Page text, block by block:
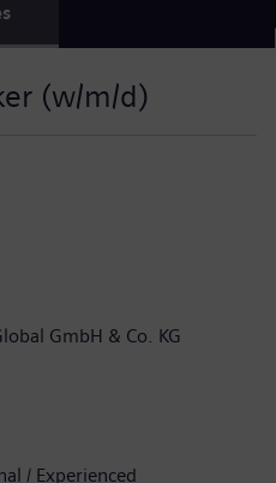
(w/m/d)
GmbH & Co. KG
/ Experienced